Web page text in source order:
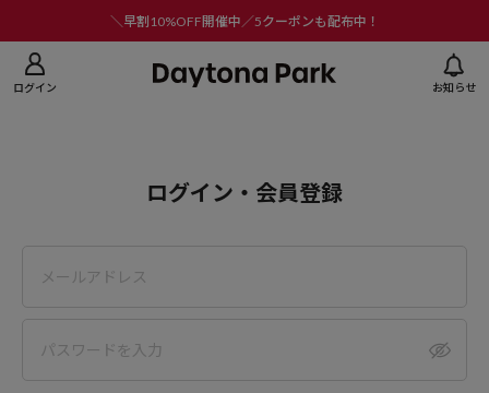
＼早割10%OFF開催中／5クーポンも配布中！
ログイン お知らせ
ログイン・会員登録